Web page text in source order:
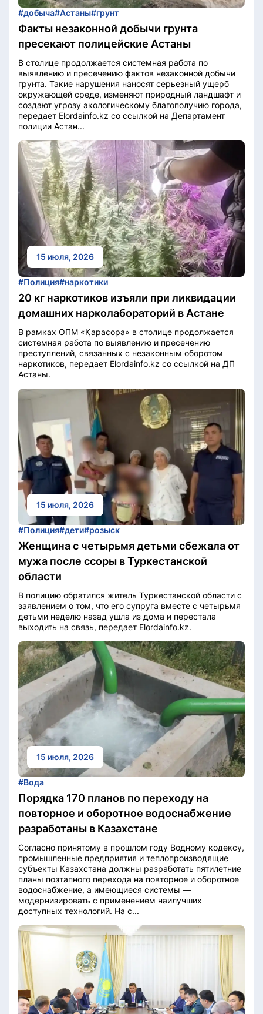
#добыча#Астаны#грунт
Факты незаконной добычи грунта
пресекают полицейские Астаны
В столице продолжается системная работа по
выявлению и пресечению фактов незаконной добычи
грунта. Такие нарушения наносят серьезный ущерб
окружающей среде, изменяют природный ландшафт и
создают угрозу экологическому благополучию города,
передает Elordainfo.kz со ссылкой на Департамент
полиции Астан...
15 июля, 2026
#Полиция#наркотики
20 кг наркотиков изъяли при ликвидации
домашних нарколабораторий в Астане
В рамках ОПМ «Қарасора» в столице продолжается
системная работа по выявлению и пресечению
преступлений, связанных с незаконным оборотом
наркотиков, передает Elordainfo.kz со ссылкой на ДП
Астаны.
15 июля, 2026
#Полиция#дети#розыск
Женщина с четырьмя детьми сбежала от
мужа после ссоры в Туркестанской
области
В полицию обратился житель Туркестанской области с
заявлением о том, что его супруга вместе с четырьмя
детьми неделю назад ушла из дома и перестала
выходить на связь, передает Elordainfo.kz.
15 июля, 2026
#Вода
Порядка 170 планов по переходу на
повторное и оборотное водоснабжение
разработаны в Казахстане
Согласно принятому в прошлом году Водному кодексу,
промышленные предприятия и теплопроизводящие
субъекты Казахстана должны разработать пятилетние
планы поэтапного перехода на повторное и оборотное
водоснабжение, а имеющиеся системы —
модернизировать с применением наилучших
доступных технологий. На с...